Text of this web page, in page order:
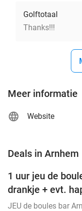
Golftotaal
Thanks!!!
Meer informatie
Website
Deals in Arnhem
NEW
TODAY
1 uur jeu de
drankje + evt.
JEU de boules bar